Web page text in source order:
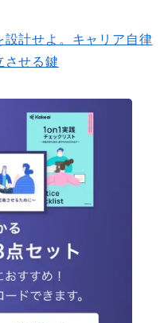
計せよ。キャリア自律
させる鍵